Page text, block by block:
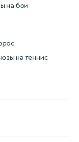
на бои
на теннис